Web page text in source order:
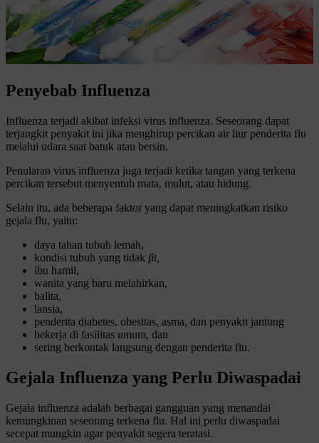
Penyebab Influenza
Influenza terjadi akibat infeksi virus influenza. Seseorang dapat
terjangkit penyakit ini jika menghirup percikan air liur penderita flu
melalui udara saat batuk atau bersin.
Penularan virus influenza juga terjadi ketika tangan yang terkena
percikan tersebut menyentuh mata, mulut, atau hidung.
Selain itu, ada beberapa faktor yang dapat meningkatkan risiko
gejala flu, yaitu:
daya tahan tubuh lemah,
kondisi tubuh yang tidak fit,
ibu hamil,
wanita yang baru melahirkan,
balita,
lansia,
penderita diabetes, obesitas, asma, dan penyakit jantung
bekerja di fasilitas umum, dan
sering berkontak langsung dengan penderita flu.
Gejala Influenza yang Perlu Diwaspadai
Gejala influenza adalah berbagai gangguan yang menandai
kemungkinan seseorang terkena flu. Hal ini perlu diwaspadai
secepat mungkin agar penyakit segera teratasi.